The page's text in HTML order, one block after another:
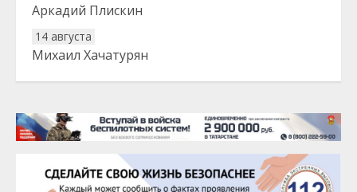
Аркадий Плискин
14 августа
Михаил Хачатурян
20 августа
22 августа
Евгений Ефимов
25 августа